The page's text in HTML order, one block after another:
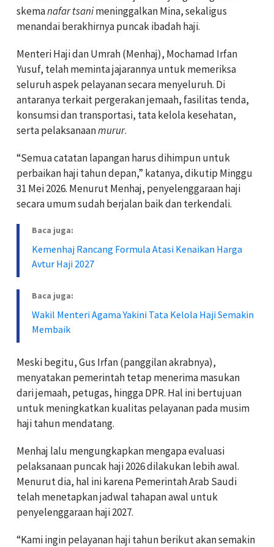
skemanafar tsanimeninggalkan Mina, sekaligus
menandai berakhirnya puncak ibadah haji.
Menteri Haji dan Umrah (Menhaj), Mochamad Irfan
Yusuf, telah meminta jajarannya untuk memeriksa
seluruh aspek pelayanan secara menyeluruh. Di
antaranya terkait pergerakan jemaah, fasilitas tenda,
konsumsi dan transportasi, tata kelola kesehatan,
serta pelaksanaanmurur.
“Semua catatan lapangan harus dihimpun untuk
perbaikan haji tahun depan,” katanya, dikutip Minggu
31 Mei 2026. Menurut Menhaj, penyelenggaraan haji
secara umum sudah berjalan baik dan terkendali.
Baca juga:
Kemenhaj Rancang Formula Atasi Kenaikan Harga
Avtur Haji 2027
Baca juga:
Wakil Menteri Agama Yakini Tata Kelola Haji Semakin
Membaik
Meski begitu, Gus Irfan (panggilan akrabnya),
menyatakan pemerintah tetap menerima masukan
dari jemaah, petugas, hingga DPR. Hal ini bertujuan
untuk meningkatkan kualitas pelayanan pada musim
haji tahun mendatang.
Menhaj lalu mengungkapkan mengapa evaluasi
pelaksanaan puncak haji 2026 dilakukan lebih awal.
Menurut dia, hal ini karena Pemerintah Arab Saudi
telah menetapkan jadwal tahapan awal untuk
penyelenggaraan haji 2027.
“Kami ingin pelayanan haji tahun berikut akan semakin